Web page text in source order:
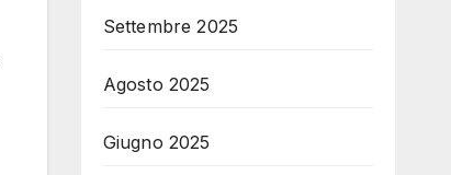
Settembre 2025
Agosto 2025
Giugno 2025